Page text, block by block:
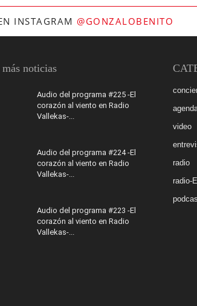
INSTAGRAM @GONZALOBENITO
noticias
Audio del programa #225 -El
corazón al viento en Radio
Vallekas-...
Audio del programa #224 -El
corazón al viento en Radio
Vallekas-...
Audio del programa #223 -El
corazón al viento en Radio
Vallekas-...
video
radio
radio-